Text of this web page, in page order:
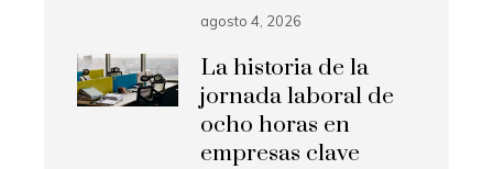
agosto 4, 2026
La historia de la
jornada laboral de
ocho horas en
empresas clave